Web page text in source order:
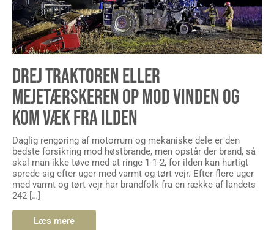
DREJ TRAKTOREN ELLER
MEJETÆRSKEREN OP MOD VINDEN OG
KOM VÆK FRA ILDEN
Daglig rengøring af motorrum og mekaniske dele er den
bedste forsikring mod høstbrande, men opstår der brand, så
skal man ikke tøve med at ringe 1-1-2, for ilden kan hurtigt
sprede sig efter uger med varmt og tørt vejr. Efter flere uger
med varmt og tørt vejr har brandfolk fra en række af landets
242 […]
Læs mere